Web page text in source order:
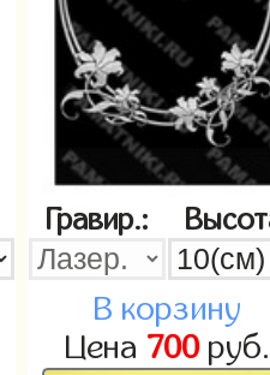
Гравир.:
В корзину
Цена 700руб.